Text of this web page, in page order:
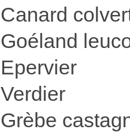
Canard
Goéland
Epervier
Verdier
Grèbe